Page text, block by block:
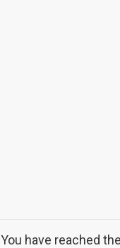
You have reached